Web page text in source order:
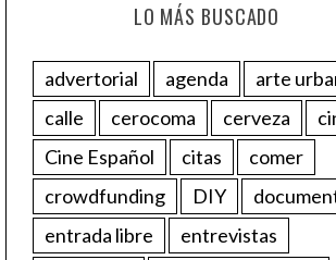
LO MÁS BUSCADO
advertorial agenda
arte
calle
cerocoma cerveza
Cine Español
citas
comer
crowdfunding
DIY
entrada libre
entrevistas